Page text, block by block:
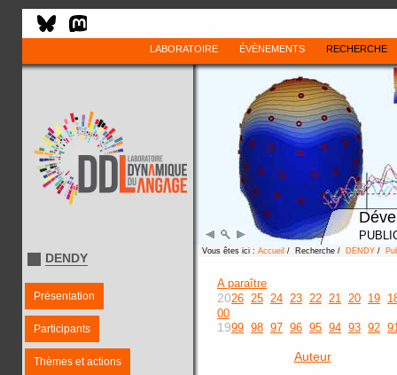
LABORATOIRE ÉVÈNEMENTS RECHERCHE
DENDY
Présentation
Participants
Thèmes et actions
Vous êtes ici : Accueil / Recherche / DENDY /
A paraître
2026 25 24 23 22 21 20 19
00
1999 98 97 96 95 94 93 92
Auteur